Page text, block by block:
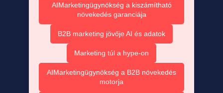
AIMarketingügynökség a kiszámítható
növekedés garanciája
B2B marketing jövője AI és adatok
Marketing túl a hype-on
AIMarketingügynökség a B2B növekedés
motorja